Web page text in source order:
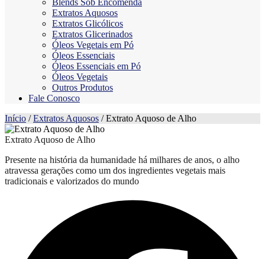
Extratos Aquosos
Extratos Glicólicos
Extratos Glicerinados
Óleos Vegetais em Pó
Óleos Essenciais
Óleos Essenciais em Pó
Óleos Vegetais
Outros Produtos
Fale Conosco
Início /Extratos Aquosos / Extrato Aquoso de Alho
Extrato Aquoso de Alho
Presente na história da humanidade há milhares de anos, o alho
atravessa gerações como um dos ingredientes vegetais mais
tradicionais e valorizados do mundo